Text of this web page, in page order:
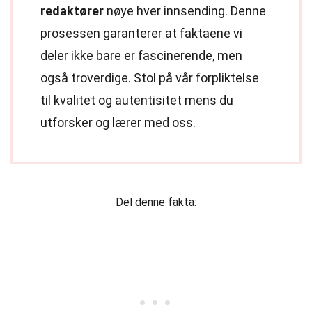
redaktører nøye hver innsending. Denne
prosessen garanterer at faktaene vi
deler ikke bare er fascinerende, men
også troverdige. Stol på vår forpliktelse
til kvalitet og autentisitet mens du
utforsker og lærer med oss.
Del denne fakta: